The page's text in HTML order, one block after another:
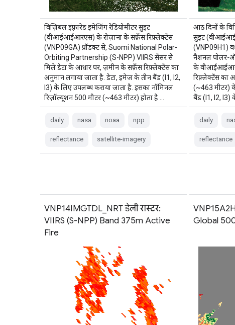
विज़िबल इंफ़्रारेड इमेजिंग रेडियोमीटर सुइट
(वीआईआईआरएस) के रोज़ाना के सर्फ़ेस रिफ़्लेक्टेंस
(VNP09GA) प्रॉडक्ट से, Suomi National Polar-
Orbiting Partnership (S-NPP) VIIRS सेंसर से
मिले डेटा के आधार पर, ज़मीन के सर्फ़ेस रिफ़्लेक्टेंस का
अनुमान लगाया जाता है. डेटा, इमेज के तीन बैंड (I1, I2,
I3) के लिए उपलब्ध कराया जाता है. इसका नॉमिनल
रिज़ॉल्यूशन 500 मीटर (~463 मीटर) होता है …
daily nasa noaa npp
reflectance satellite-imagery
आठ दिनों के
सुइट
(VNP09H1)
नैशनल पोलर-
के
रिफ़्लेक्टेंस का
(~463 मीटर)
बैंड (I1, I2, I3)
daily
reflectance
VNP14IMGTDL_NRT डेली रास्टर:
VIIRS (S-NPP) Band 375m Active
Fire
Global